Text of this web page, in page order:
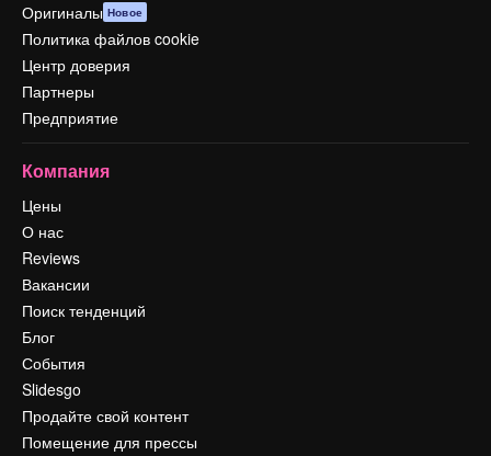
Оригиналы Новое
Политика файлов cookie
Центр доверия
Партнеры
Предприятие
Компания
Цены
О нас
Reviews
Вакансии
Поиск тенденций
Блог
События
Slidesgo
Продайте свой контент
Помещение для прессы